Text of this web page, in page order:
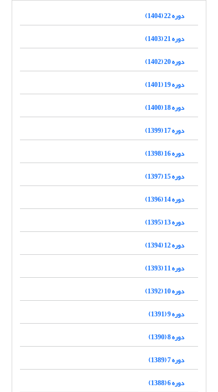
دوره 22 (1404)
دوره 21 (1403)
دوره 20 (1402)
دوره 19 (1401)
دوره 18 (1400)
دوره 17 (1399)
دوره 16 (1398)
دوره 15 (1397)
دوره 14 (1396)
دوره 13 (1395)
دوره 12 (1394)
دوره 11 (1393)
دوره 10 (1392)
دوره 9 (1391)
دوره 8 (1390)
دوره 7 (1389)
دوره 6 (1388)